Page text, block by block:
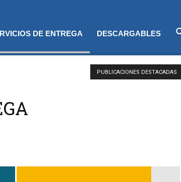
DE ENTREGA DESCARGABLES
PUBLICACIONES DESTACADAS